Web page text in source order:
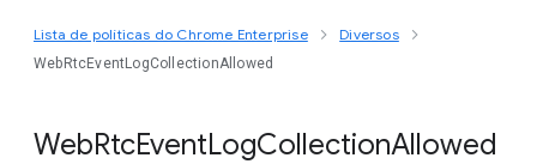
Qualquer plataforma
Lista de políticas do Chrome Enterprise Diversos
WebRtcEventLogCollectionAllowed
WebRtcEventLogCollectionAllowed